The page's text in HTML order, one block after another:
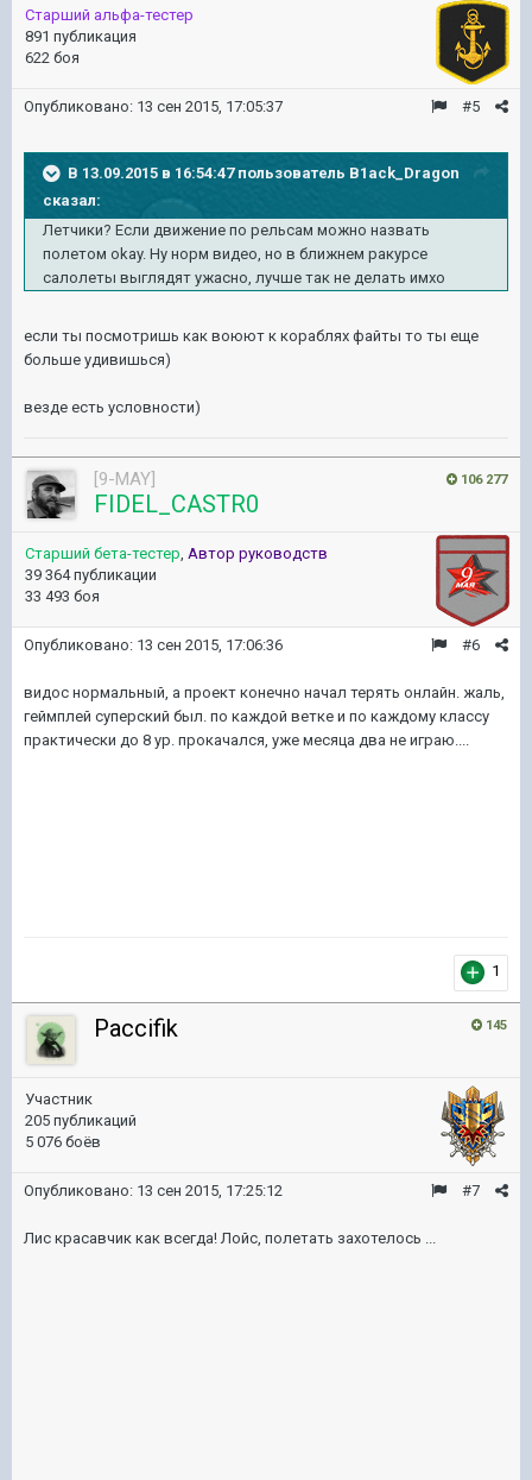
Старший альфа-тестер
891 публикация
622 боя
#5
Опубликовано: 13 сен 2015, 17:05:37
В 13.09.2015 в 16:54:47 пользователь B1ack_Dragon
сказал:
Летчики? Если движение по рельсам можно назвать
полетом okay. Ну норм видео, но в ближнем ракурсе
салолеты выглядят ужасно, лучше так не делать имхо
если ты посмотришь как воюют к кораблях файты то ты еще
больше удивишься)
везде есть условности)
106 277
[9-MAY]
FIDEL_CASTR0
Старший бета-тестер Автор руководств
39 364 публикации
33 493 боя
#6
Опубликовано: 13 сен 2015, 17:06:36
видос нормальный, а проект конечно начал терять онлайн. жаль,
геймплей суперский был. по каждой ветке и по каждому классу
практически до 8 ур. прокачался, уже месяца два не играю....
1
145
Paccifik
Участник
205 публикаций
5 076 боёв
#7
Опубликовано: 13 сен 2015, 17:25:12
Лис красавчик как всегда! Лойс, полетать захотелось ...